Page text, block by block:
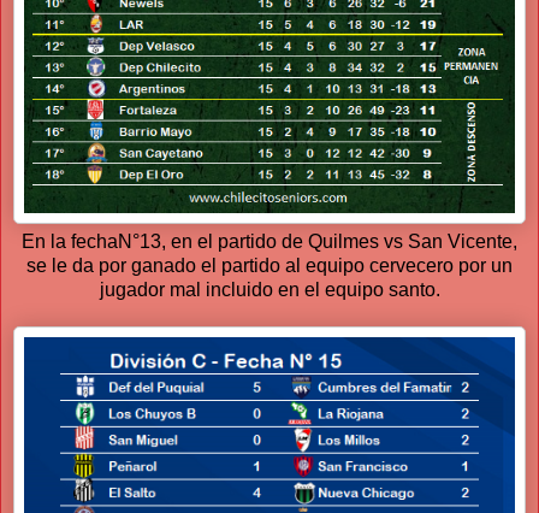
En la fechaN°13, en el partido de Quilmes vs San Vicente,
se le da por ganado el partido al equipo cervecero por un
jugador mal incluido en el equipo santo.